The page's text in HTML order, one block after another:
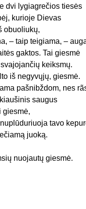
dvi lygiagrečios tiesės
kurioje Dievas
obuoliukų,
– taip teigiama, –
gaktos. Tai giesmė
keiksmų.
iš negyvųjų, giesmė.
pašnibždom, nes
saugus
giesmė,
nuplūduriuoja tavo
juoką.
nuojautų giesmė.